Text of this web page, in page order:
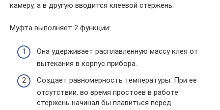
камеру, а в другую вводится клеевой стержень.
Муфта выполняет 2 функции:
Она удерживает расплавленную массу клея от
вытекания в корпус прибора.
Создает равномерность температуры. При ее
отсутствии, во время простоев в работе
стержень начинал бы плавиться перед